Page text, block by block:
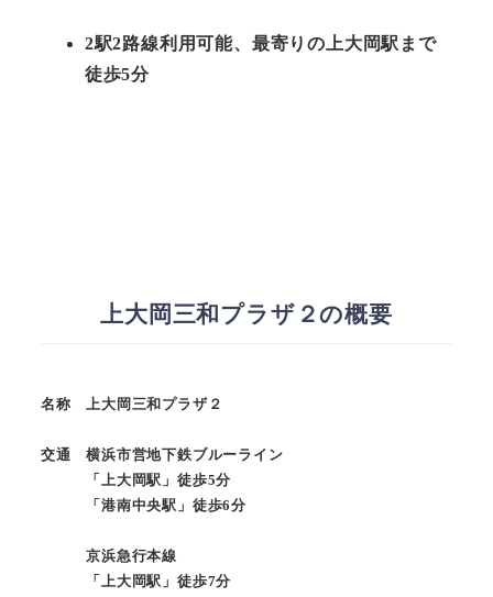
2駅2路線利用可能、最寄りの上大岡駅まで
徒歩5分
上大岡三和プラザ２の概要
名称 上大岡三和プラザ２
交通 横浜市営地下鉄ブルーライン
「上大岡駅」徒歩5分
「港南中央駅」徒歩6分
京浜急行本線
「上大岡駅」徒歩7分